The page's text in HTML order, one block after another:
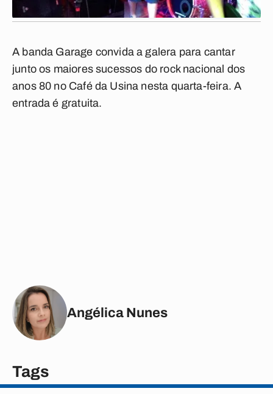
A banda Garage convida a galera para cantar
junto os maiores sucessos do rock nacional dos
anos 80 no Café da Usina nesta quarta-feira. A
entrada é gratuita.
Angélica Nunes
Tags